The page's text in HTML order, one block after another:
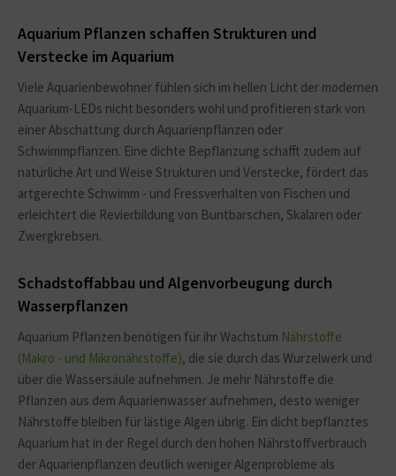
Aquarium Pflanzen schaffen Strukturen und
Verstecke im Aquarium
Viele Aquarienbewohner fühlen sich im hellen Licht der modernen
Aquarium-LEDs nicht besonders wohl und profitieren stark von
einer Abschattung durch Aquarienpflanzen oder
Schwimmpflanzen. Eine dichte Bepflanzung schafft zudem auf
natürliche Art und Weise Strukturen und Verstecke, fördert das
artgerechte Schwimm - und Fressverhalten von Fischen und
erleichtert die Revierbildung von Buntbarschen, Skalaren oder
Zwergkrebsen.
Schadstoffabbau und Algenvorbeugung durch
Wasserpflanzen
Aquarium Pflanzen benötigen für ihr Wachstum Nährstoffe
(Makro - und Mikronährstoffe), die sie durch das Wurzelwerk und
über die Wassersäule aufnehmen. Je mehr Nährstoffe die
Pflanzen aus dem Aquarienwasser aufnehmen, desto weniger
Nährstoffe bleiben für lästige Algen übrig. Ein dicht bepflanztes
Aquarium hat in der Regel durch den hohen Nährstoffverbrauch
der Aquarienpflanzen deutlich weniger Algenprobleme als